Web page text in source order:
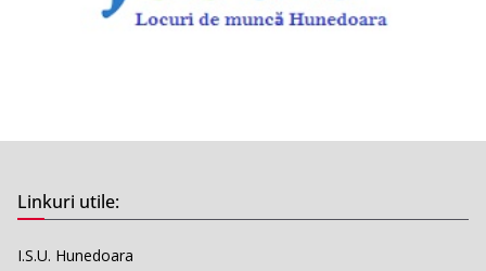
Linkuri utile:
I.S.U. Hunedoara